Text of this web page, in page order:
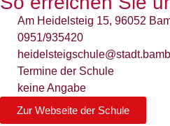
Am Heidelsteig 15, 96052
0951/935420
Termine der Schule
keine Angabe
Zur Webseite der Schule